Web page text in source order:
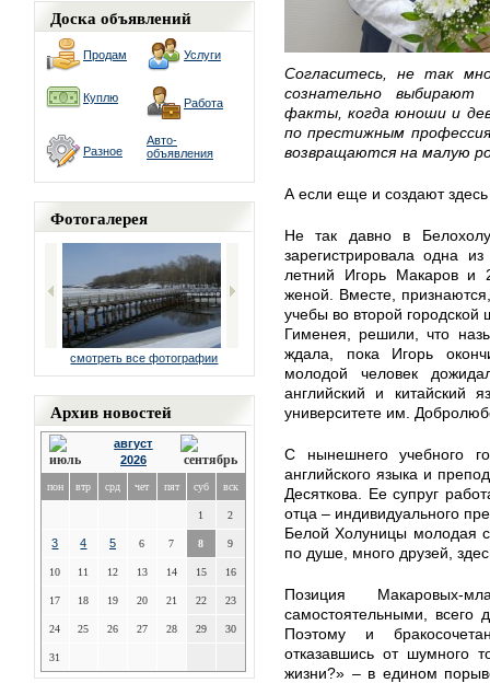
Доска объявлений
Продам Услуги
Куплю Работа
Разное
Авто-
объявления
Фотогалерея
смотреть все фотографии
Архив новостей
август
2026
пон втр срд чет пят суб вск
1 2
3 4 5 6 7 8 9
10 11 12 13 14 15 16
17 18 19 20 21 22 23
24 25 26 27 28 29 30
31
Согласитесь, не так
сознательно
факты, когда юноши и
по престижным
возвращаются на малую
А если еще и создают
Не так давно в
зарегистрировала одна
летний Игорь Макаров и
женой. Вместе,
учебы во второй
Гименея, решили, что
ждала, пока Игорь
молодой человек
английский и китайский
университете им.
С нынешнего учебного
английского языка и
Десяткова. Ее супруг
отца – индивидуального
Белой Холуницы молодая
по душе, много друзей,
Позиция Макаровых-
самостоятельными, всего
Поэтому и
отказавшись от шумного
жизни?» – в едином